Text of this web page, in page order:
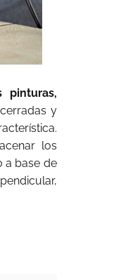
pinturas,
y
los
a base de